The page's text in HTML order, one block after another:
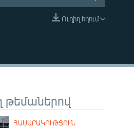
EMBED
Ուղիղ հղում
թեմաներով
ՀԱՍԱՐԱԿՈՒԹՅՈՒՆ